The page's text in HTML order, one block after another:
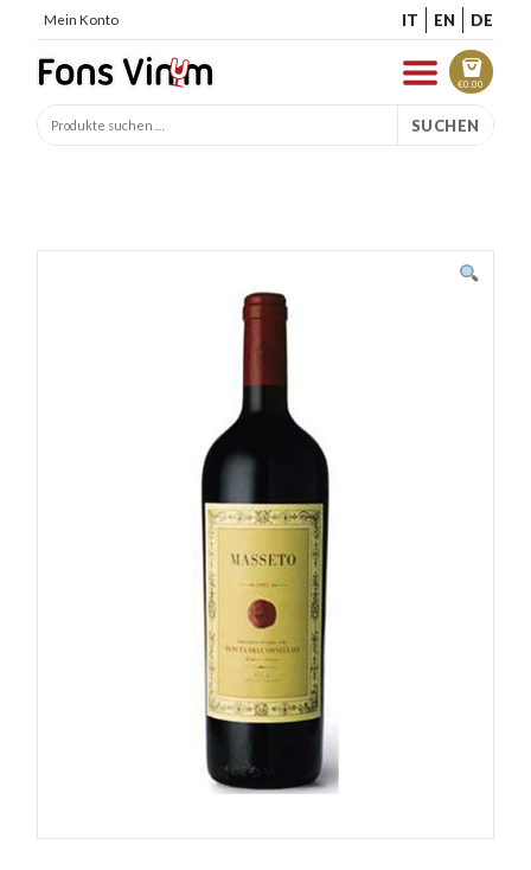
Mein Konto IT EN DE
€0.00
SUCHEN